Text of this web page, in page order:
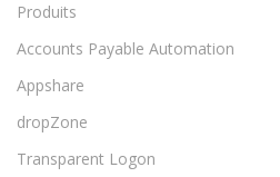
Produits
Accounts Payable Automation
Appshare
dropZone
Transparent Logon